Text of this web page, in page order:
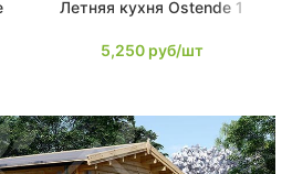
Летняя кухня Ostende 1
5,250 руб/шт